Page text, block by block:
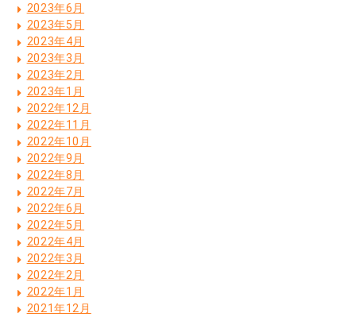
2023年6月
2023年5月
2023年4月
2023年3月
2023年2月
2023年1月
2022年12月
2022年11月
2022年10月
2022年9月
2022年8月
2022年7月
2022年6月
2022年5月
2022年4月
2022年3月
2022年2月
2022年1月
2021年12月